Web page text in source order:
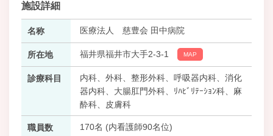
施設詳細
名称 医療法人 慈豊会 田中病院
所在地 福井県福井市大手2-3-1 MAP
診療科目
内科、外科、整形外科、呼吸器内科、消化
器内科、大腸肛門外科、ﾘﾊﾋﾞﾘﾃｰｼｮﾝ科、麻
酔科、皮膚科
職員数 170名 (内看護師90名位)